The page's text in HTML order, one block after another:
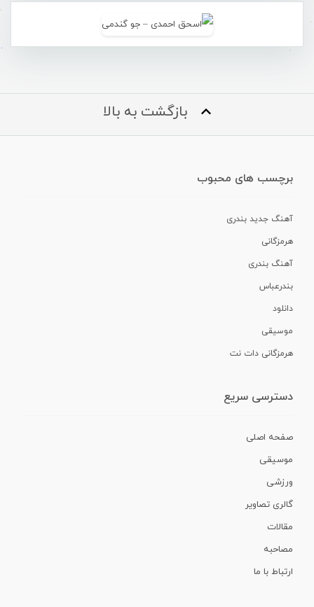
بازگشت به بالا
برچسب های محبوب
آهنگ جدید بندری
هرمزگانی
آهنگ بندری
بندرعباس
دانلود
موسیقی
هرمزگانی دات نت
دسترسی سریع
صفحه اصلی
موسیقی
ورزشی
گالری تصاویر
مقالات
مصاحبه
ارتباط با ما